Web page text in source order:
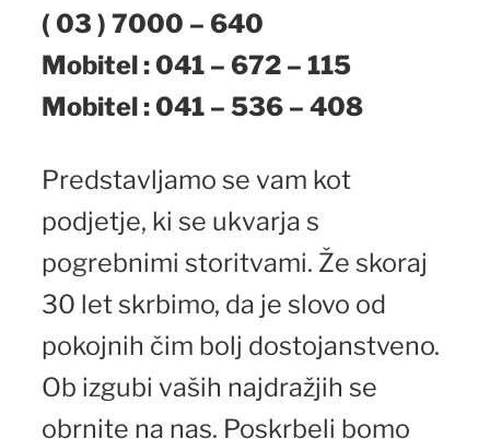
( 03 ) 7000 – 640
Mobitel : 041 – 672 – 115
Mobitel : 041 – 536 – 408
Predstavljamo se vam kot
podjetje, ki se ukvarja s
pogrebnimi storitvami. Že skoraj
30 let skrbimo, da je slovo od
pokojnih čim bolj dostojanstveno.
Ob izgubi vaših najdražjih se
obrnite na nas. Poskrbeli bomo